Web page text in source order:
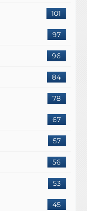
101
97
96
84
78
67
57
56
53
45